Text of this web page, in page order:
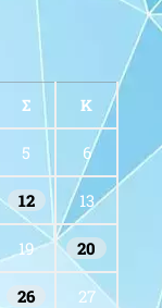
Σ Κ
5 6
12 13
19 20
26 27